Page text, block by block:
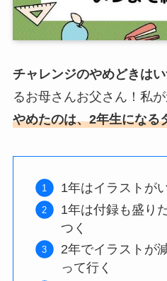
チャレンジのやめどきは
るお母さんお父さん！私が
やめたのは、2年生になる
1年はイラストが
1年は付録も盛り
つく
2年でイラストが
って行く